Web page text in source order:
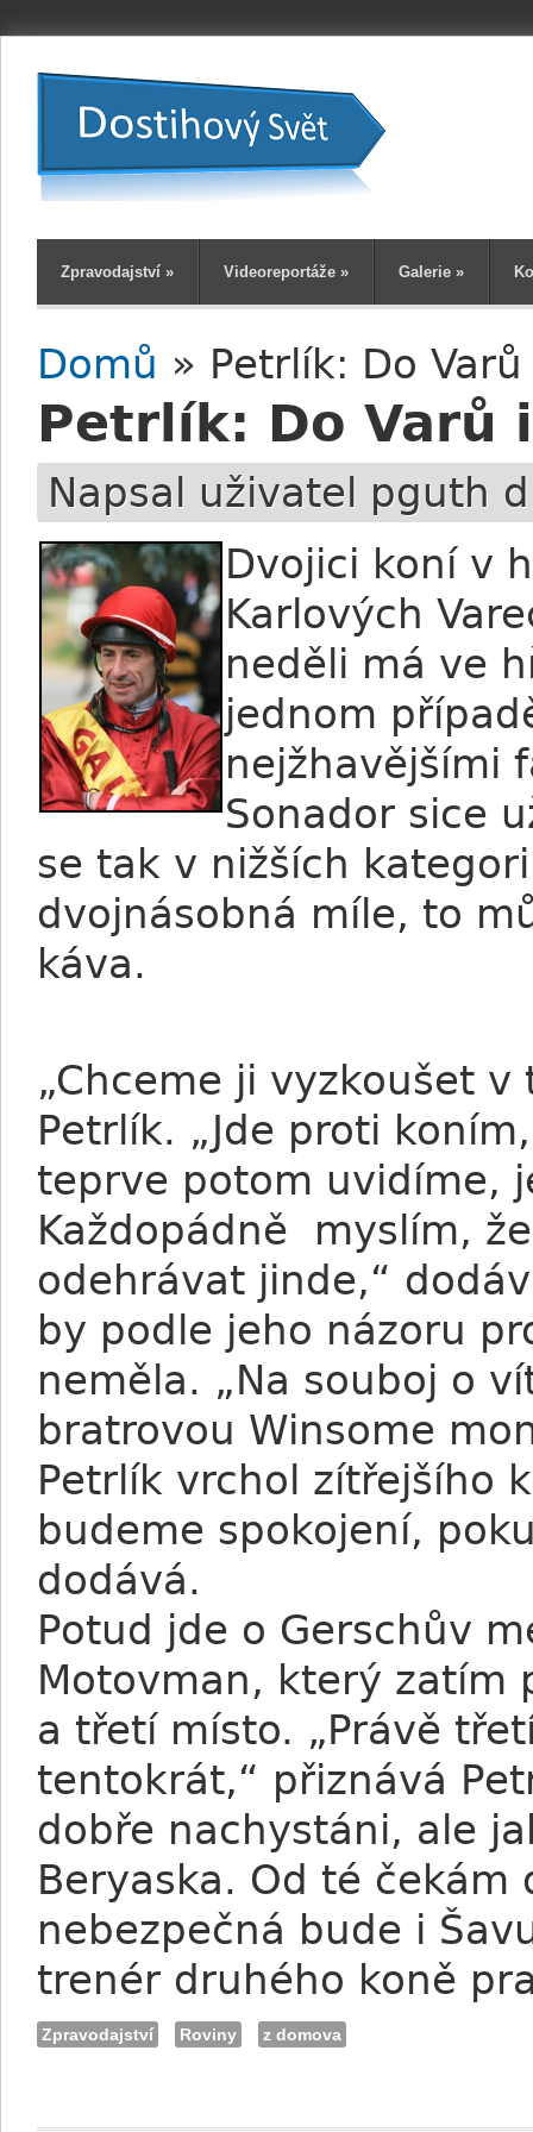
Zpravodajství » Videoreportáže » Galerie »
Jste zde
Domů » Petrlík: Do
Petrlík: Do Varů
Napsal uživatel pguth
Dvojici koní v
Karlových
neděli má ve
jednom
Sonador sice
se tak v nižších
dvojnásobná míle, to
káva.
„Chceme ji vyzkoušet
Petrlík. „Jde proti
teprve potom uvidíme,
Každopádně myslím,
odehrávat jinde,“
by podle jeho názoru
neměla. „Na souboj o
bratrovou Winsome
Petrlík vrchol zítřejšího
budeme spokojení,
dodává.
Potud jde o Gerschův
Motovman, který zatím
a třetí místo. „Právě
tentokrát,“ přiznává
dobře nachystáni, ale
Beryaska. Od té
nebezpečná bude i
trenér druhého koně
Zpravodajství Roviny z domova